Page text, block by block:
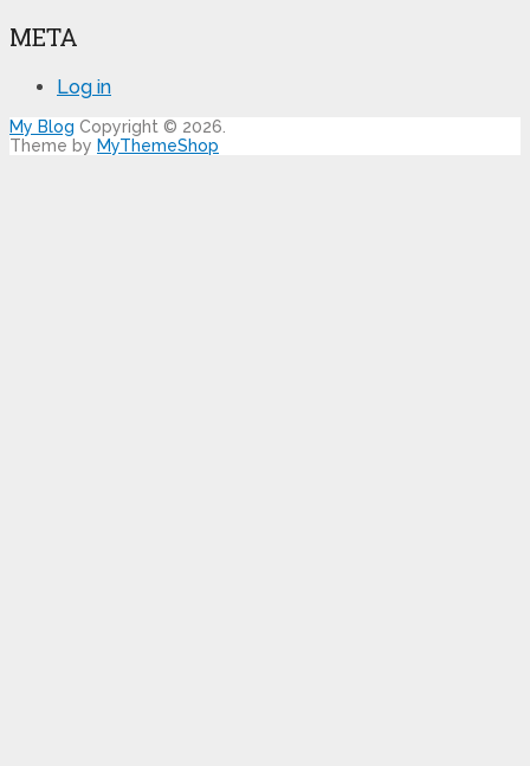
META
Log in
My Blog Copyright © 2026.
Theme by MyThemeShop